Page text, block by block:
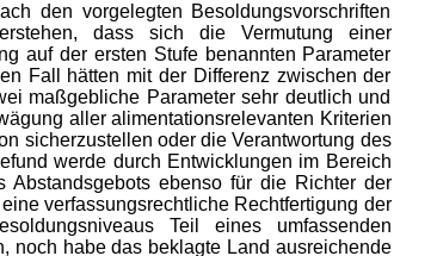
den vorgelegten Besoldungsvorschriften
dass sich die Vermutung einer
auf der ersten Stufe benannten Parameter
Fall hätten mit der Differenz zwischen der
maßgebliche Parameter sehr deutlich und
aller alimentationsrelevanten Kriterien
sicherzustellen oder die Verantwortung des
werde durch Entwicklungen im Bereich
Abstandsgebots ebenso für die Richter der
verfassungsrechtliche Rechtfertigung der
Teil eines umfassenden
noch habe das beklagte Land ausreichende